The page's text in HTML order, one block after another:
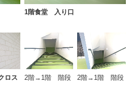
1階食堂 入り口
ロス 2階→1階 階段 2階→1階 階段